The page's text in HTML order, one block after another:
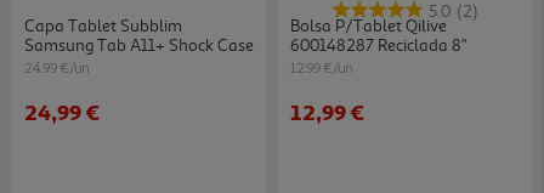
Capa Tablet Subblim
Samsung Tab A11+ Shock Case
24.99 €/un
24,99 €
5.0 (2)
Bolsa P/tablet Qilive
600148287 Reciclada 8"
12.99 €/un
12,99 €